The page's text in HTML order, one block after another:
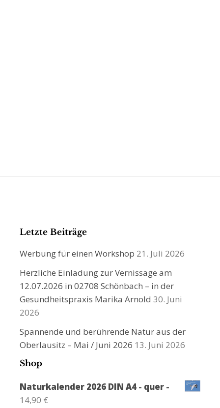
Letzte Beiträge
Werbung für einen Workshop 21. Juli 2026
Herzliche Einladung zur Vernissage am
12.07.2026 in 02708 Schönbach – in der
Gesundheitspraxis Marika Arnold 30. Juni
2026
Spannende und berührende Natur aus der
Oberlausitz – Mai / Juni 2026 13. Juni 2026
Shop
Naturkalender 2026 DIN A4 - quer -
14,90 €